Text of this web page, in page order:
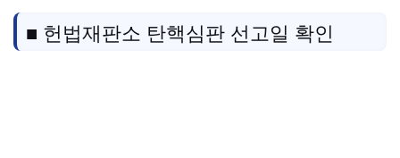
■ 헌법재판소 탄핵심판 선고일 확인